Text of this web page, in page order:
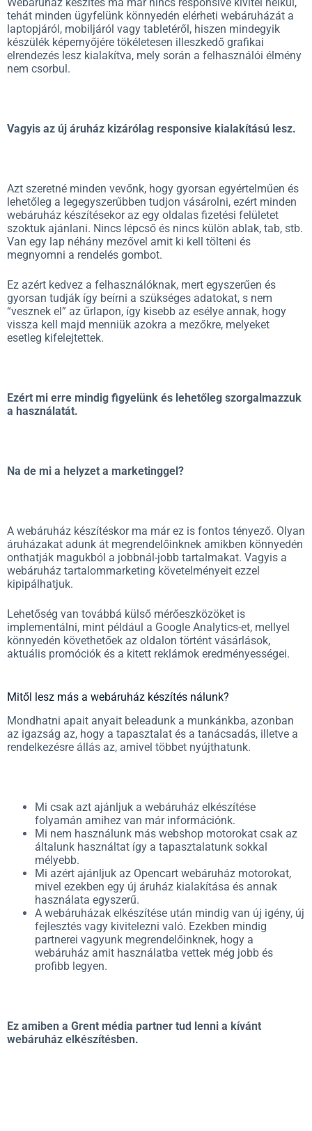
tehát minden ügyfelünk könnyedén elérheti webáruházát a
laptopjáról, mobiljáról vagy tabletéről, hiszen mindegyik
készülék képernyőjére tökéletesen illeszkedő grafikai
elrendezés lesz kialakítva, mely során a felhasználói élmény
nem csorbul.
Vagyis az új áruház kizárólag responsive kialakítású lesz.
Azt szeretné minden vevőnk, hogy gyorsan egyértelműen és
lehetőleg a legegyszerűbben tudjon vásárolni, ezért minden
webáruház készítésekor az egy oldalas fizetési felületet
szoktuk ajánlani. Nincs lépcső és nincs külön ablak, tab, stb.
Van egy lap néhány mezővel amit ki kell tölteni és
megnyomni a rendelés gombot.
Ez azért kedvez a felhasználóknak, mert egyszerűen és
gyorsan tudják így beírni a szükséges adatokat, s nem
“vesznek el” az űrlapon, így kisebb az esélye annak, hogy
vissza kell majd menniük azokra a mezőkre, melyeket
esetleg kifelejtettek.
Ezért mi erre mindig figyelünk és lehetőleg szorgalmazzuk
a használatát.
Na de mi a helyzet a marketinggel?
A webáruház készítéskor ma már ez is fontos tényező. Olyan
áruházakat adunk át megrendelőinknek amikben könnyedén
onthatják magukból a jobbnál-jobb tartalmakat. Vagyis a
webáruház tartalommarketing követelményeit ezzel
kipipálhatjuk.
Lehetőség van továbbá külső mérőeszközöket is
implementálni, mint például a Google Analytics-et, mellyel
könnyedén követhetőek az oldalon történt vásárlások,
aktuális promóciók és a kitett reklámok eredményességei.
Mitől lesz más a webáruház készítés nálunk?
Mondhatni apait anyait beleadunk a munkánkba, azonban
az igazság az, hogy a tapasztalat és a tanácsadás, illetve a
rendelkezésre állás az, amivel többet nyújthatunk.
Mi csak azt ajánljuk a webáruház elkészítése
folyamán amihez van már információnk.
Mi nem használunk más webshop motorokat csak az
általunk használtat így a tapasztalatunk sokkal
mélyebb.
Mi azért ajánljuk az Opencart webáruház motorokat,
mivel ezekben egy új áruház kialakítása és annak
használata egyszerű.
A webáruházak elkészítése után mindig van új igény, új
fejlesztés vagy kivitelezni való. Ezekben mindig
partnerei vagyunk megrendelőinknek, hogy a
webáruház amit használatba vettek még jobb és
profibb legyen.
Ez amiben a Grent média partner tud lenni a kívánt
webáruház elkészítésben.